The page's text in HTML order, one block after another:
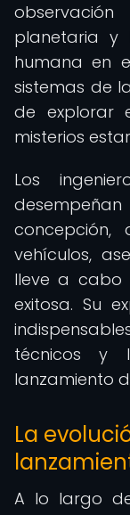
planetaria y
humana en
sistemas de
de explorar
misterios
Los
concepción,
vehículos,
lleve a cabo
exitosa. Su
técnicos y
lanzamiento
La
A lo largo